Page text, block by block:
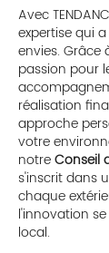
Avec
expertise qui
envies.
passion pour
réalisation
approche
votre
notreConseil
s'inscrit dans
chaque
l'innovation
local.